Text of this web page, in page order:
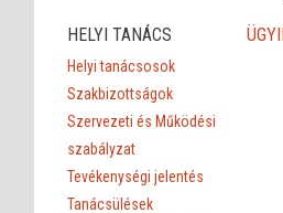
HELYI TANÁCS
Helyi tanácsosok
Szakbizottságok
Szervezeti és Működési
szabályzat
Tevékenységi jelentés
Tanácsülések